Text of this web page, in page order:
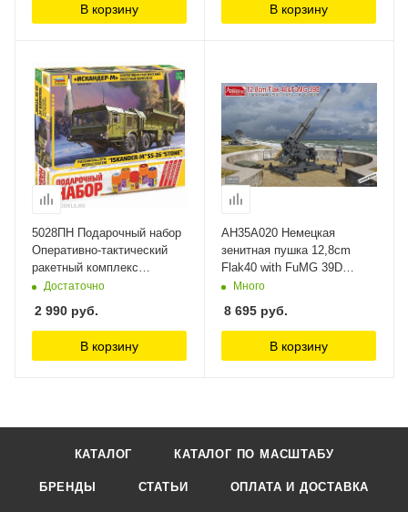
В корзину В корзину
5028ПН Подарочный набор
Оперативно-тактический
ракетный комплекс
Искандер-М Звезда, 1/72
Достаточно
2 990 руб.
В корзину
AH35A020 Немецкая
зенитная пушка 12,8cm
Flak40 with FuMG 39D
Amusing Hobby, 1/35
Много
8 695 руб.
В корзину
КАТАЛОГ КАТАЛОГ ПО МАСШТАБУ
БРЕНДЫ СТАТЬИ ОПЛАТА И ДОСТАВКА